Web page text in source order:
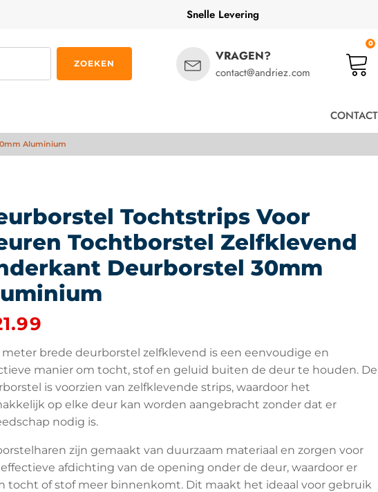
Snelle Levering
ZOEKEN VRAGEN?
contact@andriez.com
0
CONTACT
Aluminium
Tochtstrips Voor
Tochtborstel Zelfklevend
Deurborstel 30mm
meter brede deurborstel zelfklevend is een eenvoudige en
manier om tocht, stof en geluid buiten de deur te houden. De
is voorzien van zelfklevende strips, waardoor het
op elke deur kan worden aangebracht zonder dat er
nodig is.
zijn gemaakt van duurzaam materiaal en zorgen voor
afdichting van de opening onder de deur, waardoor er
tocht of stof meer binnenkomt. Dit maakt het ideaal voor gebruik